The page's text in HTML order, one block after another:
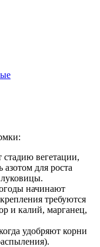
вегетации,
для роста
начинают
требуются
и калий, марганец,
удобряют корни